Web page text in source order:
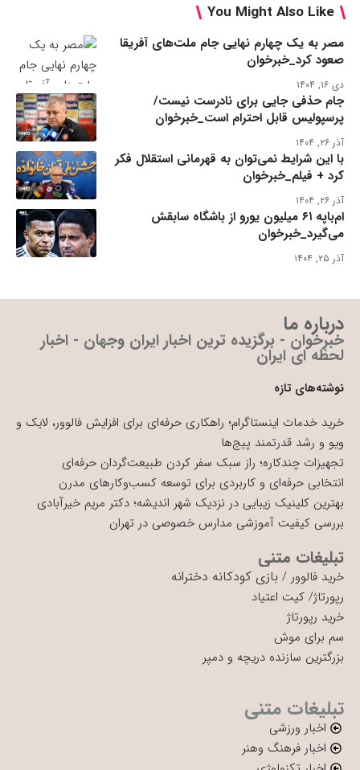
You Might Also Like
مصر به یک چهارم نهایی جام ملت‌های آفریقا
صعود کرد_خبرخوان
دی ۱۶, ۱۴۰۴
جام حذفی جایی برای نادرست نیست/
پرسپولیس قابل احترام است_خبرخوان
آذر ۲۶, ۱۴۰۴
با این شرایط نمی‌توان به قهرمانی استقلال فکر
کرد + فیلم_خبرخوان
آذر ۲۶, ۱۴۰۴
ام‌باپه ۶۱ میلیون یورو از باشگاه سابقش
می‌گیرد_خبرخوان
آذر ۲۵, ۱۴۰۴
درباره ما
خبرخوان - برگزیده ترین اخبار ایران وجهان - اخبار
لحظه ای ایران
نوشته‌های تازه
خرید خدمات اینستاگرام؛ راهکاری حرفه‌ای برای افزایش فالوور، لایک و
ویو و رشد قدرتمند پیج‌ها
تجهیزات چندکاره؛ راز سبک سفر کردن طبیعت‌گردان حرفه‌ای
انتخابی حرفه‌ای و کاربردی برای توسعه کسب‌وکارهای مدرن
بهترین کلینیک زیبایی در نزدیک شهر اندیشه؛ دکتر مریم خیرآبادی
بررسی کیفیت آموزشی مدارس خصوصی در تهران
تبلیغات متنی
خرید فالوور / بازی کودکانه دخترانه
رپورتاژ/ کیت اعتیاد
خرید رپورتاژ
سم برای موش
بزرگترین سازنده دریچه و دمپر
تبلیغات متنی
اخبار ورزشی
اخبار فرهنگ وهنر